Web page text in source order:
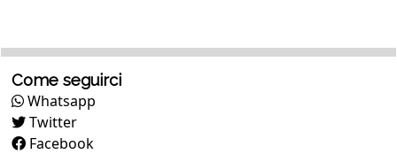
Come seguirci
Whatsapp
Twitter
Facebook